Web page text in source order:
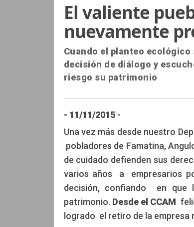
El valiente
nuevamente
Cuando el planteo
decisión de diálogo y
riesgo su patrimonio
- 11/11/2015 -
Una vez más desde nuestro
pobladores de Famatina,
de cuidado defienden sus
varios años a empresarios
decisión, confiando en que
patrimonio. Desde el CCAM
logrado el retiro de la empresa